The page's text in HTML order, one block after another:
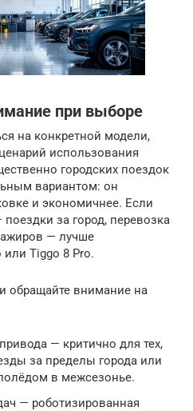
при выборе
на конкретной модели,
использования
городских поездок
вариантом: он
и экономичнее. Если
за город, перевозка
— лучше
или Tiggo 8 Pro.
обращайте внимание на
— критично для тех,
за пределы города или
в межсезонье.
— роботизированная